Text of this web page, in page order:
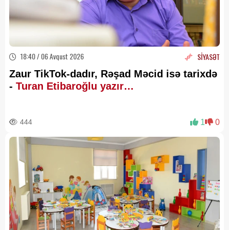
18:40 / 06 Avqust 2026 SİYASƏT
Zaur TikTok-dadır, Rəşad Məcid isə tarixdə
- Turan Etibaroğlu yazır…
444 1 0